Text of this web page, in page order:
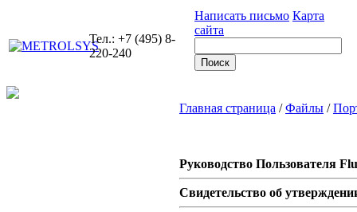
Тел.: +7 (495) 8-
220-240
Написать письмо Карта
сайта
Главная страница /Файлы /
Руководство Пользователя
Свидетельство об